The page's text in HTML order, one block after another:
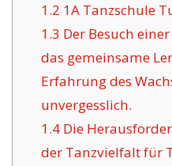
1.2 1A Tanzschule
1.3 Der Besuch
das gemeinsame
Erfahrung des
unvergesslich.
1.4Die
der Tanzvielfalt für